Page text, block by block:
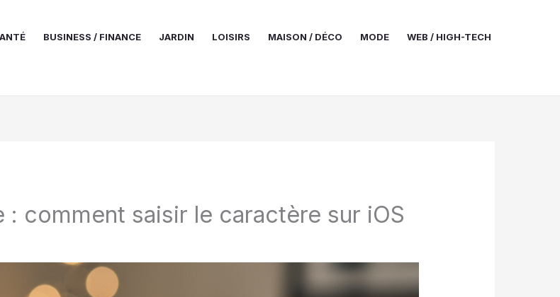
BUSINESS / FINANCE JARDIN LOISIRS MAISON / DÉCO MODE WEB / HIGH-TECH
comment saisir le caractère sur iOS